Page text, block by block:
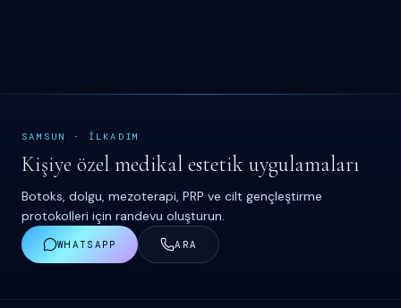
SAMSUN · İ LKADIM
Kişiye özel medikal estetik uygulamaları
Botoks, dolgu, mezoterapi, PRP ve cilt gençleştirme
protokolleri için randevu oluşturun.
WHATSAPP ARA